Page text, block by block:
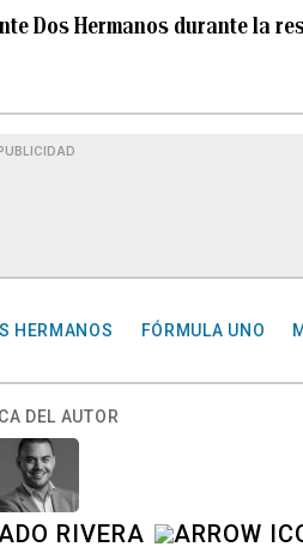
Dos Hermanos durante la
HERMANOS FÓRMULA UNO
DEL AUTOR
RIVERA